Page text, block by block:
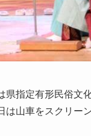
指定有形民俗文
山車をスクリー